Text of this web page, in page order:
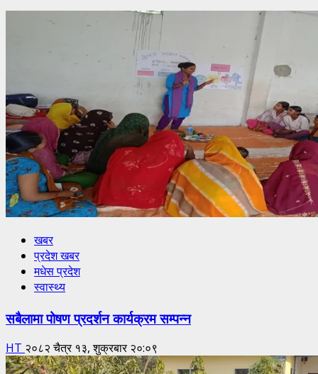
खबर
प्रदेश खबर
मधेस प्रदेश
स्वास्थ्य
सबैलामा पोषण प्रदर्शन कार्यक्रम सम्पन्न
HT २०८२ चैत्र १३, शुक्रबार २०:०९